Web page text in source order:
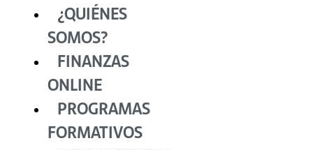
¿QUIÉNES
SOMOS?
FINANZAS
ONLINE
PROGRAMAS
FORMATIVOS